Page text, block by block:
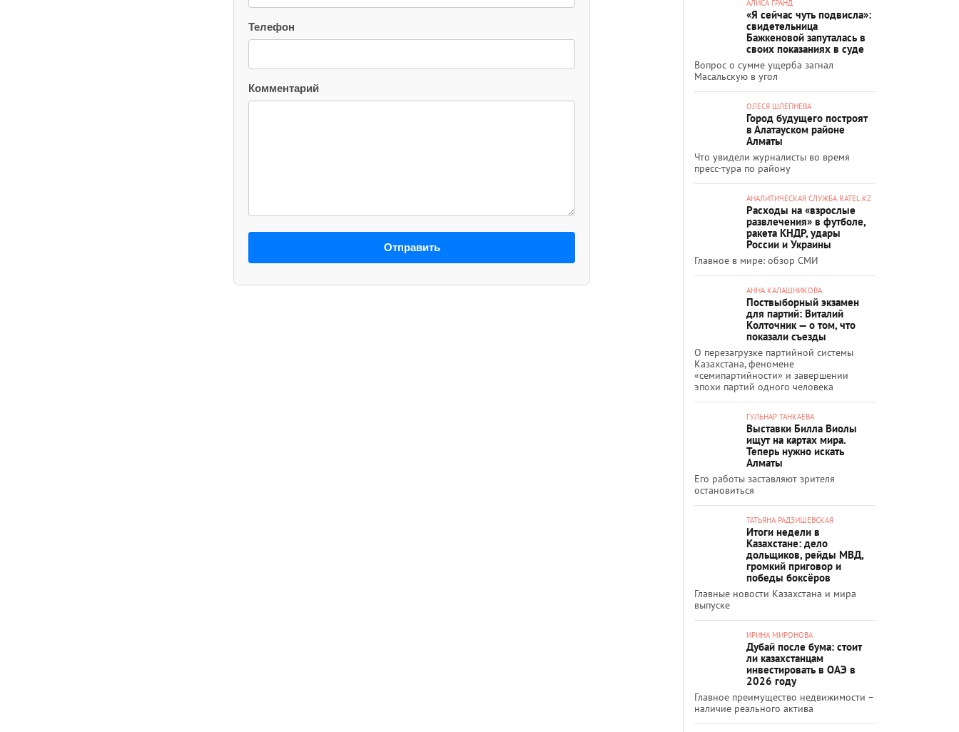
Телефон
Комментарий
Отправить
АЛИСА ГРАНД
«Я сейчас чуть подвисла»:
свидетельница
Бажкеновой запуталась в
своих показаниях в суде
Вопрос о сумме ущерба загнал
Масальскую в угол
ОЛЕСЯ ШЛЕПНЕВА
Город будущего построят
в Алатауском районе
Алматы
Что увидели журналисты во время
пресс-тура по району
АНАЛИТИЧЕСКАЯ СЛУЖБА RATEL.KZ
Расходы на «взрослые
развлечения» в футболе,
ракета КНДР, удары
России и Украины
Главное в мире: обзор СМИ
АННА КАЛАШНИКОВА
Поствыборный экзамен
для партий: Виталий
Колточник — о том, что
показали съезды
О перезагрузке партийной системы
Казахстана, феномене
«семипартийности» и завершении
эпохи партий одного человека
ГУЛЬНАР ТАНКАЕВА
Выставки Билла Виолы
ищут на картах мира.
Теперь нужно искать
Алматы
Его работы заставляют зрителя
остановиться
ТАТЬЯНА РАДЗИШЕВСКАЯ
Итоги недели в
Казахстане: дело
дольщиков, рейды МВД,
громкий приговор и
победы боксёров
Главные новости Казахстана и мира
выпуске
ИРИНА МИРОНОВА
Дубай после бума: стоит
ли казахстанцам
инвестировать в ОАЭ в
2026 году
Главное преимущество недвижимости –
наличие реального актива